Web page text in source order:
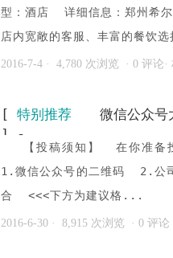
型：酒店 详细信息：郑州希尔
店内宽敞的客服、丰富的餐饮
2016-7-4 · 4,780 次浏览 · 0 评论 ·
[
特别推荐
] -
微信公众号
【投稿须知】 在你准备
1.微信公众号的二维码 2.公
合 <<<下方为建议格...
2016-6-30 · 8,915 次浏览 · 0 评论